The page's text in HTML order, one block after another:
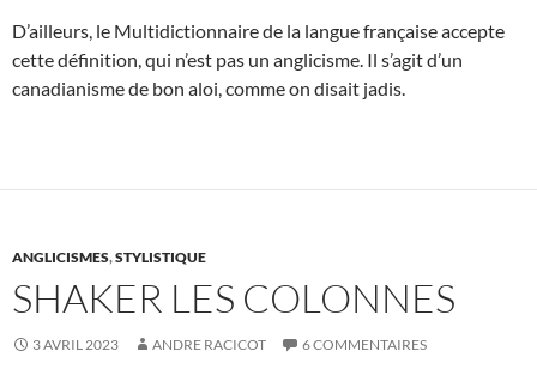
D’ailleurs, le Multidictionnaire de la langue française accepte
cette définition, qui n’est pas un anglicisme. Il s’agit d’un
canadianisme de bon aloi, comme on disait jadis.
ANGLICISMES,STYLISTIQUE
SHAKER LES COLONNES
3 AVRIL 2023 ANDRE RACICOT 6 COMMENTAIRES